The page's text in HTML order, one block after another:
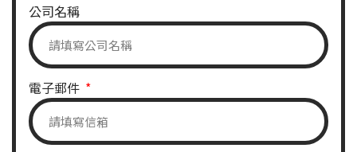
公司名稱
電子郵件